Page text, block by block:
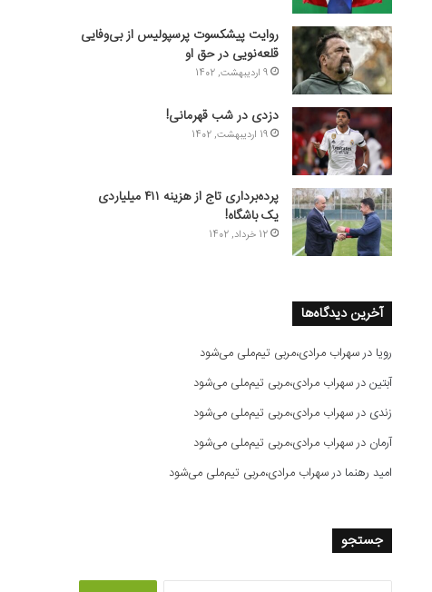
روایت پیشکسوت پرسپولیس از بی‌وفایی
قلعه‌نویی در حق او
9 اردیبهشت, 1402
دزدی در شب قهرمانی!
19 اردیبهشت, 1402
پرده‌برداری تاج از هزینه ۴۱۱ میلیاردی
یک باشگاه!
12 خرداد, 1402
آخرین دیدگاه‌ها
رویا درسهراب مرادی،مربی تیم‌ملی می‌شود
آبتیندرسهراب مرادی،مربی تیم‌ملی می‌شود
زندی درسهراب مرادی،مربی تیم‌ملی می‌شود
آرمان درسهراب مرادی،مربی تیم‌ملی می‌شود
امید رهنما درسهراب مرادی،مربی تیم‌ملی می‌شود
جستجو